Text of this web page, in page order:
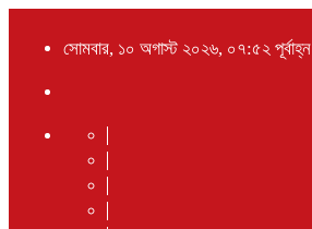
সোমবার, ১০ অগাস্ট ২০২৬, ০৭:৫২ পূর্বাহ্ন